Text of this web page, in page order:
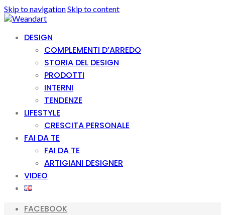
Skip to navigationSkip to content
DESIGN
COMPLEMENTI D’ARREDO
STORIA DEL DESIGN
PRODOTTI
INTERNI
TENDENZE
LIFESTYLE
CRESCITA PERSONALE
FAI DA TE
FAI DA TE
ARTIGIANI DESIGNER
VIDEO
FACEBOOK